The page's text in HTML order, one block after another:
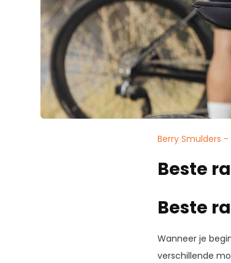
Berry Smulders -
Beste
Beste
Wanneer je
verschillende